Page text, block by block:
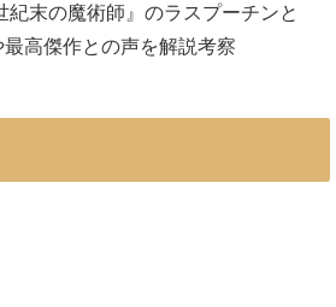
紀末の魔術師』のラスプーチンと
高傑作との声を解説考察